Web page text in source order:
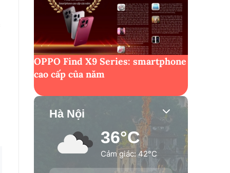
OPPO Find X9 Series: smartphone
cao cấp của năm
Hà Nội
36°C
Cảm giác: 42°C